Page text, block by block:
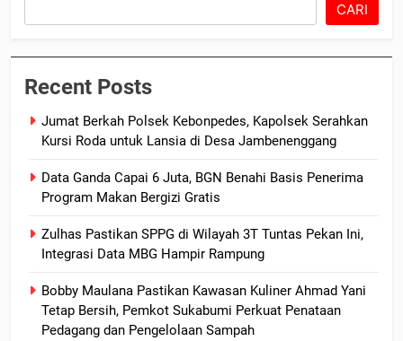
CARI
Recent Posts
Jumat Berkah Polsek Kebonpedes, Kapolsek Serahkan
Kursi Roda untuk Lansia di Desa Jambenenggang
Data Ganda Capai 6 Juta, BGN Benahi Basis Penerima
Program Makan Bergizi Gratis
Zulhas Pastikan SPPG di Wilayah 3T Tuntas Pekan Ini,
Integrasi Data MBG Hampir Rampung
Bobby Maulana Pastikan Kawasan Kuliner Ahmad Yani
Tetap Bersih, Pemkot Sukabumi Perkuat Penataan
Pedagang dan Pengelolaan Sampah